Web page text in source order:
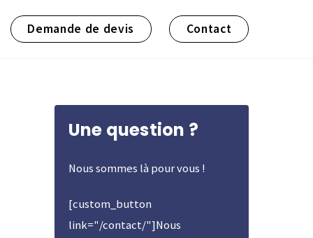
Demande de devis Contact
Une question ?
Nous sommes là pour vous !
[custom_button
link="/contact/"]Nous